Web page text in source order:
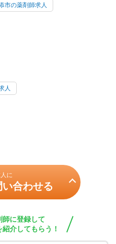
市の薬剤師求人
人
に
合わせる
師に登録して
介してもらう！